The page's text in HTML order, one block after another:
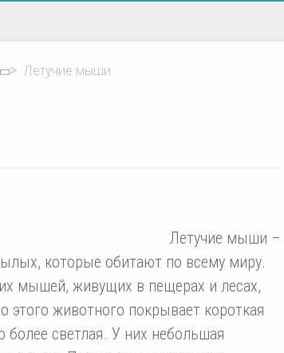
> Летучие мыши
Летучие мыши –
которые обитают по всему миру.
мышей, живущих в пещерах и лесах,
животного покрывает короткая
светлая. У них небольшая